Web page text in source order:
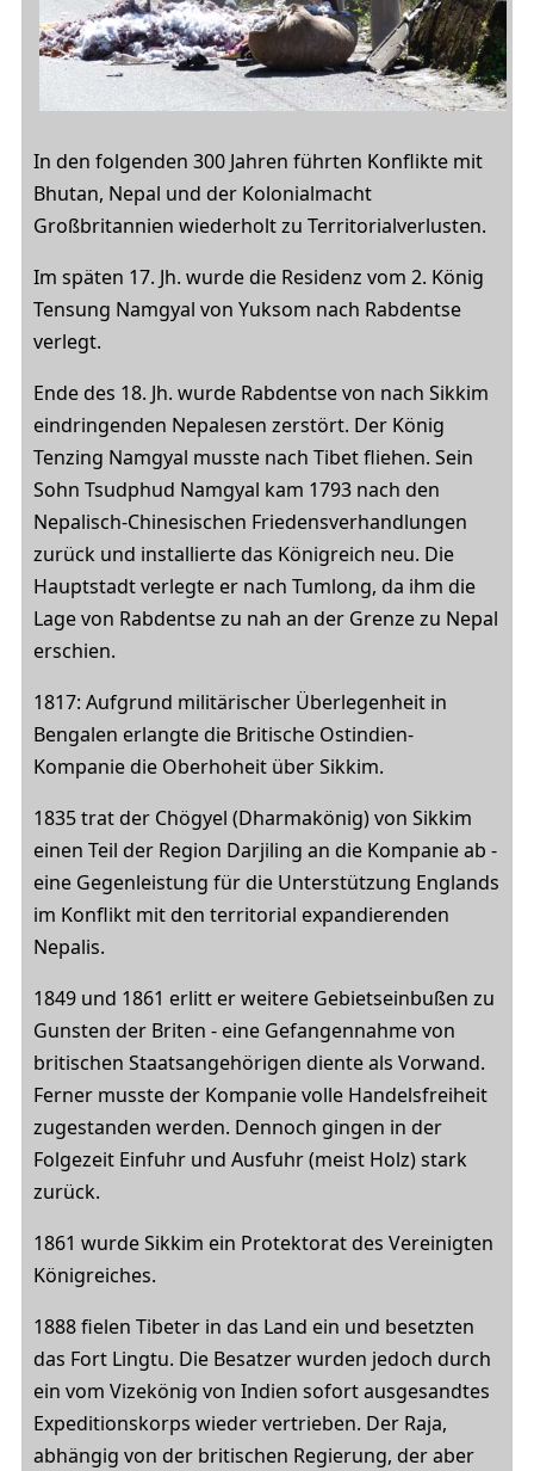
In den folgenden 300 Jahren führten Konflikte mit
Bhutan, Nepal und der Kolonialmacht
Großbritannien wiederholt zu Territorialverlusten.
Im späten 17. Jh. wurde die Residenz vom 2. König
Tensung Namgyal von Yuksom nach Rabdentse
verlegt.
Ende des 18. Jh. wurde Rabdentse von nach Sikkim
eindringenden Nepalesen zerstört. Der König
Tenzing Namgyal musste nach Tibet fliehen. Sein
Sohn Tsudphud Namgyal kam 1793 nach den
Nepalisch-Chinesischen Friedensverhandlungen
zurück und installierte das Königreich neu. Die
Hauptstadt verlegte er nach Tumlong, da ihm die
Lage von Rabdentse zu nah an der Grenze zu Nepal
erschien.
1817: Aufgrund militärischer Überlegenheit in
Bengalen erlangte die Britische Ostindien-
Kompanie die Oberhoheit über Sikkim.
1835 trat der Chögyel (Dharmakönig) von Sikkim
einen Teil der Region Darjiling an die Kompanie ab -
eine Gegenleistung für die Unterstützung Englands
im Konflikt mit den territorial expandierenden
Nepalis.
1849 und 1861 erlitt er weitere Gebietseinbußen zu
Gunsten der Briten - eine Gefangennahme von
britischen Staatsangehörigen diente als Vorwand.
Ferner musste der Kompanie volle Handelsfreiheit
zugestanden werden. Dennoch gingen in der
Folgezeit Einfuhr und Ausfuhr (meist Holz) stark
zurück.
1861 wurde Sikkim ein Protektorat des Vereinigten
Königreiches.
1888 fielen Tibeter in das Land ein und besetzten
das Fort Lingtu. Die Besatzer wurden jedoch durch
ein vom Vizekönig von Indien sofort ausgesandtes
Expeditionskorps wieder vertrieben. Der Raja,
abhängig von der britischen Regierung, der aber